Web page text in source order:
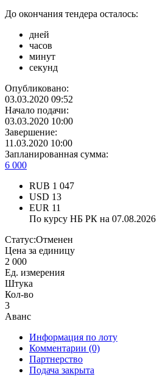
До окончания тендера осталось:
дней
часов
минут
секунд
Опубликовано:
03.03.2020 09:52
Начало подачи:
03.03.2020 10:00
Завершение:
11.03.2020 10:00
Запланированная сумма:
6 000
RUB 1 047
USD 13
EUR 11
По курсу НБ РК на 07.08.2026
Статус:Отменен
Цена за единицу
2 000
Ед. измерения
Штука
Кол-во
3
Аванс
Информация по лоту
Комментарии (0)
Партнерство
Подача закрыта